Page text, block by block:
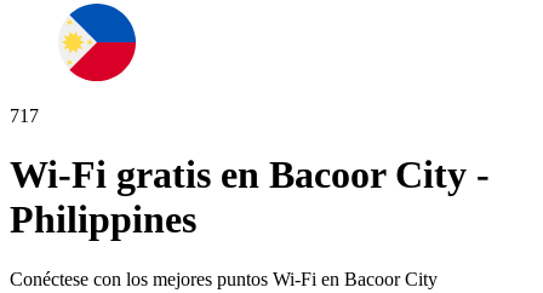
717
Wi-Fi gratis en Bacoor City -
Philippines
Conéctese con los mejores puntos Wi-Fi en Bacoor City